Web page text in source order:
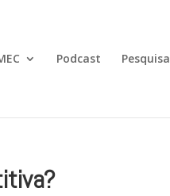
Podcast Pesquisa